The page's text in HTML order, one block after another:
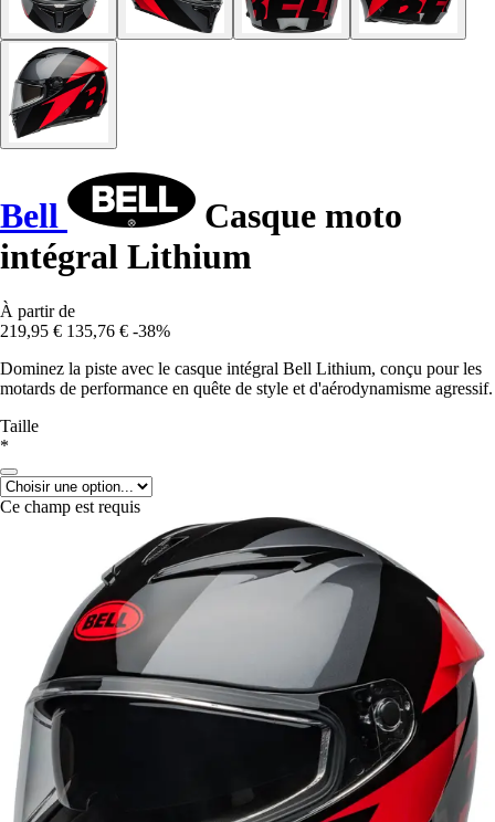
Bell
Casque moto
intégral Lithium
À partir de
219,95 € 135,76 € -38%
Dominez la piste avec le casque intégral Bell Lithium, conçu pour les
motards de performance en quête de style et d'aérodynamisme agressif.
Taille
*
Ce champ est requis